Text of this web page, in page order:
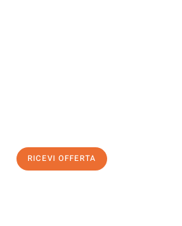
RICEVI OFFERTA